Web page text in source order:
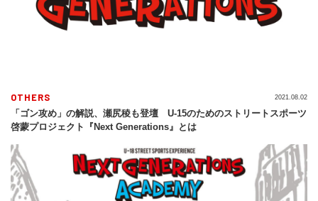
OTHERS
「ゴン攻め」の解説、瀬尻稜も登壇 U-15のためのストリートスポーツ
啓蒙プロジェクト『Next Generations』とは
2021.08.02